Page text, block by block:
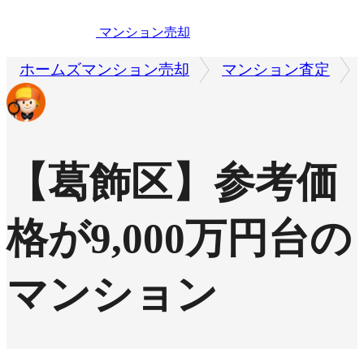
マンション売却
ホームズマンション売却 マンション査定
【葛飾区】参考価
格が9,000万円台の
マンション